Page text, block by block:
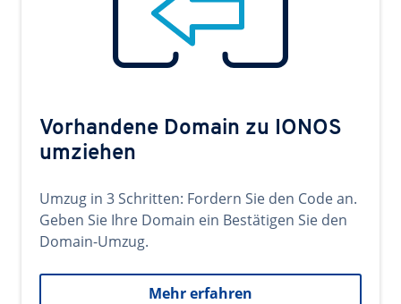
Vorhandene Domain zu IONOS
umziehen
Umzug in 3 Schritten: Fordern Sie den Code an.
Geben Sie Ihre Domain ein Bestätigen Sie den
Domain-Umzug.
Mehr erfahren